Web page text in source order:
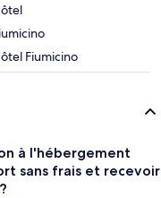
Fiumicino
à l'hébergement
sans frais et recevoir